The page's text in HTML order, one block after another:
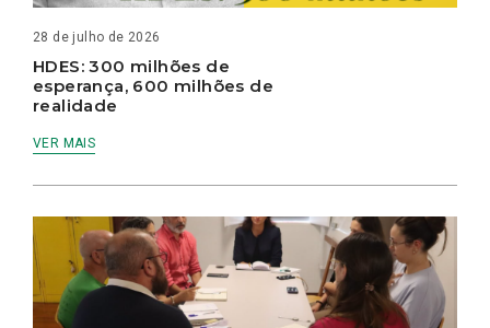
28 de julho de 2026
HDES: 300 milhões de
esperança, 600 milhões de
realidade
VER MAIS